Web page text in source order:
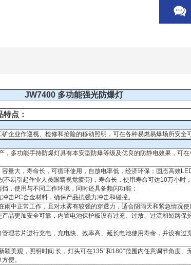
JW7400 多功能强光防爆灯
特点：
企业作巡视、检修和抢险的移动照明，可在各种易燃易爆场所安全
，多功能手持防爆灯具有本安型防爆等级及优良的防静电效果，可
量大，寿命长，可循环使用，自放电率低，经济环保；固态高效
不易引起作业人员眼睛视觉疲劳)，寿命长，使用寿命可达10万小时；
，使用与不同工作环境，同时还具备频闪功能；
击PC合金材料，确保产品抗强力冲击和碰撞。
雨中正常工作，且对水雾有较强的穿透力，适合阴雨天和紧急情况使
品更加安全可靠，内置电池保护板设有过充、过放、过流和短路保
理芯片进行充电，充电快、效率高、延长电池使用寿命，并设有过
颖美观，照明时间 长，灯头可在135°和180°范围内任意调节角度、
便。